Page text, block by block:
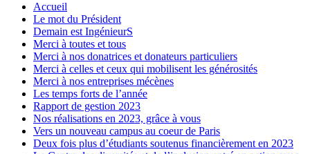
Accueil
Le mot du Président
Demain est IngénieurS
Merci à toutes et tous
Merci à nos donatrices et donateurs particuliers
Merci à celles et ceux qui mobilisent les générosités
Merci à nos entreprises mécènes
Les temps forts de l’année
Rapport de gestion 2023
Nos réalisations en 2023, grâce à vous
Vers un nouveau campus au coeur de Paris
Deux fois plus d’étudiants soutenus financièrement en 2023